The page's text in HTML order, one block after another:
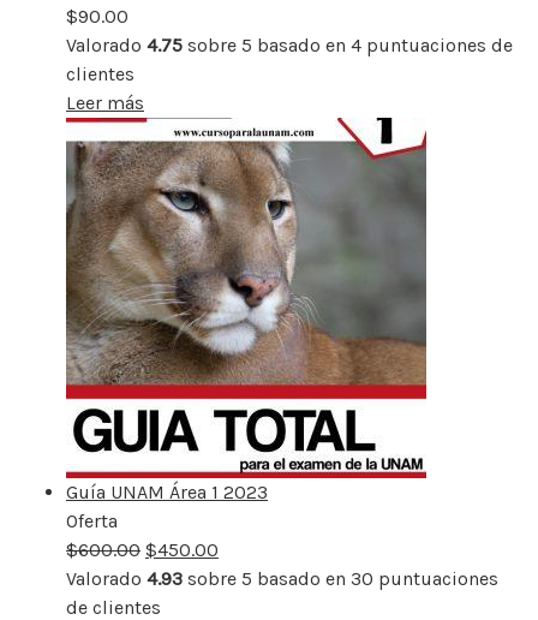
$90.00
Valorado 4.75 sobre 5 basado en 4 puntuaciones de
clientes
Leer más
Guía UNAM Área 1 2023
Oferta
rebajado
$600.00 $450.00
Valorado 4.93 sobre 5 basado en 30 puntuaciones
de clientes